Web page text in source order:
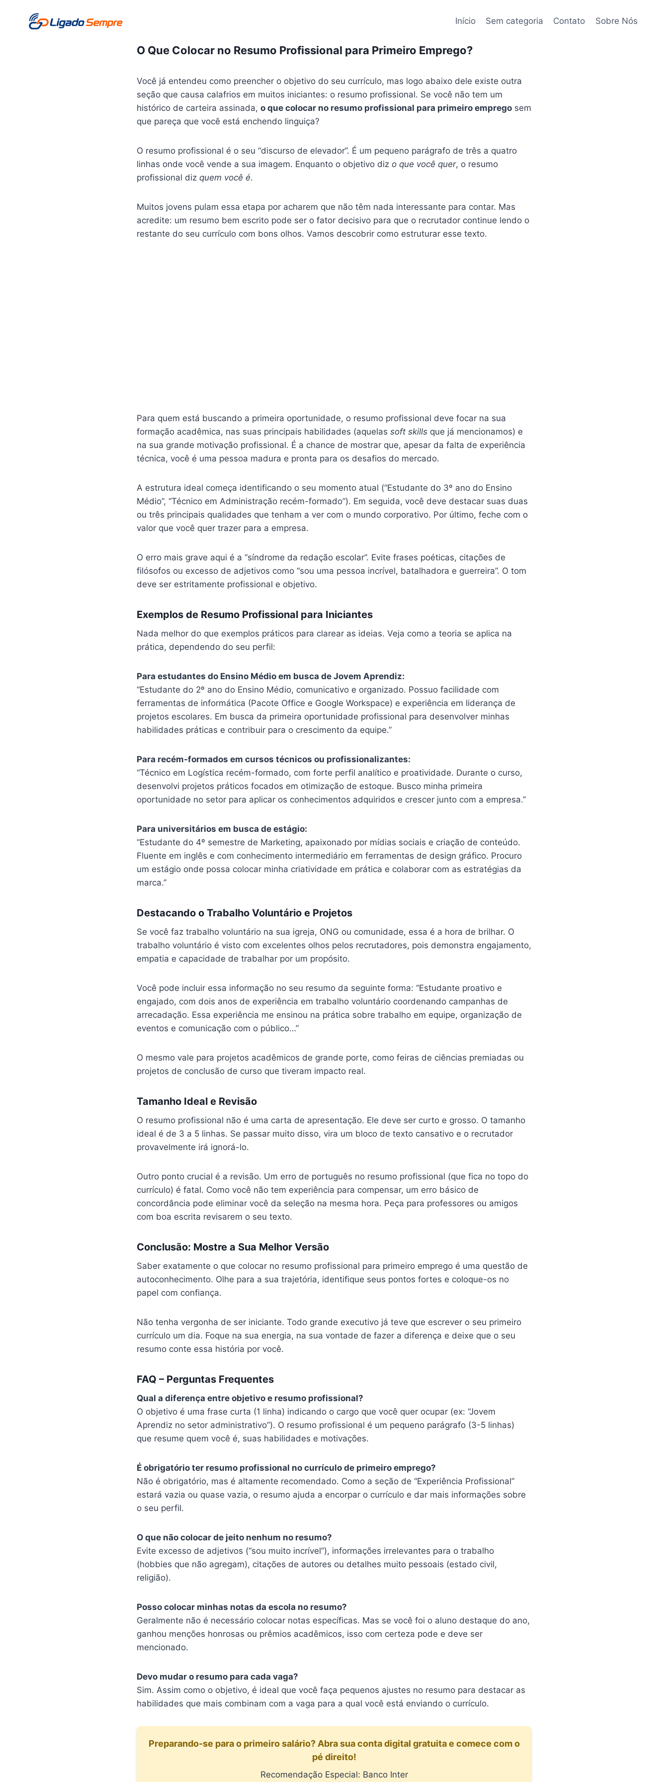
Início Sem categoria Contato Sobre Nós
O Que Colocar no Resumo Profissional para Primeiro Emprego?
Você já entendeu como preencher o objetivo do seu currículo, mas logo abaixo dele existe outra
seção que causa calafrios em muitos iniciantes: o resumo profissional. Se você não tem um
histórico de carteira assinada, o que colocar no resumo profissional para primeiro emprego sem
que pareça que você está enchendo linguiça?
O resumo profissional é o seu “discurso de elevador”. É um pequeno parágrafo de três a quatro
linhas onde você vende a sua imagem. Enquanto o objetivo diz o que você quer, o resumo
profissional diz quem você é.
Muitos jovens pulam essa etapa por acharem que não têm nada interessante para contar. Mas
acredite: um resumo bem escrito pode ser o fator decisivo para que o recrutador continue lendo o
restante do seu currículo com bons olhos. Vamos descobrir como estruturar esse texto.
Para quem está buscando a primeira oportunidade, o resumo profissional deve focar na sua
formação acadêmica, nas suas principais habilidades (aquelas soft skills que já mencionamos) e
na sua grande motivação profissional. É a chance de mostrar que, apesar da falta de experiência
técnica, você é uma pessoa madura e pronta para os desafios do mercado.
A estrutura ideal começa identificando o seu momento atual (“Estudante do 3º ano do Ensino
Médio”, “Técnico em Administração recém-formado”). Em seguida, você deve destacar suas duas
ou três principais qualidades que tenham a ver com o mundo corporativo. Por último, feche com o
valor que você quer trazer para a empresa.
O erro mais grave aqui é a “síndrome da redação escolar”. Evite frases poéticas, citações de
filósofos ou excesso de adjetivos como “sou uma pessoa incrível, batalhadora e guerreira”. O tom
deve ser estritamente profissional e objetivo.
Exemplos de Resumo Profissional para Iniciantes
Nada melhor do que exemplos práticos para clarear as ideias. Veja como a teoria se aplica na
prática, dependendo do seu perfil:
Para estudantes do Ensino Médio em busca de Jovem Aprendiz:
“Estudante do 2º ano do Ensino Médio, comunicativo e organizado. Possuo facilidade com
ferramentas de informática (Pacote Office e Google Workspace) e experiência em liderança de
projetos escolares. Em busca da primeira oportunidade profissional para desenvolver minhas
habilidades práticas e contribuir para o crescimento da equipe.”
Para recém-formados em cursos técnicos ou profissionalizantes:
“Técnico em Logística recém-formado, com forte perfil analítico e proatividade. Durante o curso,
desenvolvi projetos práticos focados em otimização de estoque. Busco minha primeira
oportunidade no setor para aplicar os conhecimentos adquiridos e crescer junto com a empresa.”
Para universitários em busca de estágio:
“Estudante do 4º semestre de Marketing, apaixonado por mídias sociais e criação de conteúdo.
Fluente em inglês e com conhecimento intermediário em ferramentas de design gráfico. Procuro
um estágio onde possa colocar minha criatividade em prática e colaborar com as estratégias da
marca.”
Destacando o Trabalho Voluntário e Projetos
Se você faz trabalho voluntário na sua igreja, ONG ou comunidade, essa é a hora de brilhar. O
trabalho voluntário é visto com excelentes olhos pelos recrutadores, pois demonstra engajamento,
empatia e capacidade de trabalhar por um propósito.
Você pode incluir essa informação no seu resumo da seguinte forma: “Estudante proativo e
engajado, com dois anos de experiência em trabalho voluntário coordenando campanhas de
arrecadação. Essa experiência me ensinou na prática sobre trabalho em equipe, organização de
eventos e comunicação com o público…”
O mesmo vale para projetos acadêmicos de grande porte, como feiras de ciências premiadas ou
projetos de conclusão de curso que tiveram impacto real.
Tamanho Ideal e Revisão
O resumo profissional não é uma carta de apresentação. Ele deve ser curto e grosso. O tamanho
ideal é de 3 a 5 linhas. Se passar muito disso, vira um bloco de texto cansativo e o recrutador
provavelmente irá ignorá-lo.
Outro ponto crucial é a revisão. Um erro de português no resumo profissional (que fica no topo do
currículo) é fatal. Como você não tem experiência para compensar, um erro básico de
concordância pode eliminar você da seleção na mesma hora. Peça para professores ou amigos
com boa escrita revisarem o seu texto.
Conclusão: Mostre a Sua Melhor Versão
Saber exatamente o que colocar no resumo profissional para primeiro emprego é uma questão de
autoconhecimento. Olhe para a sua trajetória, identifique seus pontos fortes e coloque-os no
papel com confiança.
Não tenha vergonha de ser iniciante. Todo grande executivo já teve que escrever o seu primeiro
currículo um dia. Foque na sua energia, na sua vontade de fazer a diferença e deixe que o seu
resumo conte essa história por você.
FAQ – Perguntas Frequentes
Qual a diferença entre objetivo e resumo profissional?
O objetivo é uma frase curta (1 linha) indicando o cargo que você quer ocupar (ex: “Jovem
Aprendiz no setor administrativo”). O resumo profissional é um pequeno parágrafo (3-5 linhas)
que resume quem você é, suas habilidades e motivações.
É obrigatório ter resumo profissional no currículo de primeiro emprego?
Não é obrigatório, mas é altamente recomendado. Como a seção de “Experiência Profissional”
estará vazia ou quase vazia, o resumo ajuda a encorpar o currículo e dar mais informações sobre
o seu perfil.
O que não colocar de jeito nenhum no resumo?
Evite excesso de adjetivos (“sou muito incrível”), informações irrelevantes para o trabalho
(hobbies que não agregam), citações de autores ou detalhes muito pessoais (estado civil,
religião).
Posso colocar minhas notas da escola no resumo?
Geralmente não é necessário colocar notas específicas. Mas se você foi o aluno destaque do ano,
ganhou menções honrosas ou prêmios acadêmicos, isso com certeza pode e deve ser
mencionado.
Devo mudar o resumo para cada vaga?
Sim. Assim como o objetivo, é ideal que você faça pequenos ajustes no resumo para destacar as
habilidades que mais combinam com a vaga para a qual você está enviando o currículo.
Preparando-se para o primeiro salário? Abra sua conta digital gratuita e comece com o
pé direito!
Recomendação Especial: Banco Inter